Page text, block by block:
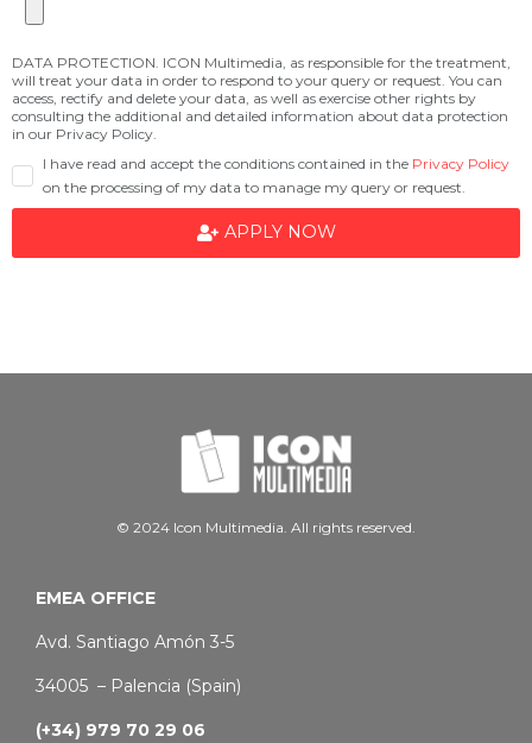
DATA PROTECTION. ICON Multimedia, as responsible for the treatment,
will treat your data in order to respond to your query or request. You can
access, rectify and delete your data, as well as exercise other rights by
consulting the additional and detailed information about data protection
in our Privacy Policy.
I have read and accept the conditions contained in the Privacy Policy
on the processing of my data to manage my query or request.
APPLY NOW
© 2024 Icon Multimedia. All rights reserved.
EMEA OFFICE
Avd. Santiago Amón 3-5
34005 – Palencia (Spain)
(+34) 979 70 29 06